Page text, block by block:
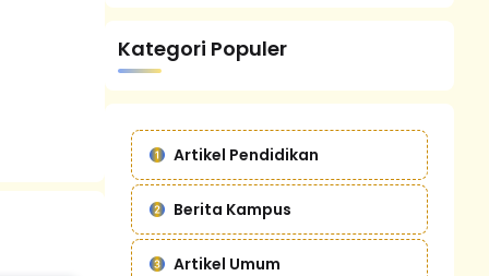
Kategori Populer
Artikel Pendidikan
Berita Kampus
Artikel Umum